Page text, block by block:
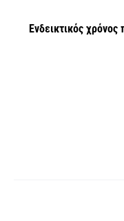
Ενδεικτικός